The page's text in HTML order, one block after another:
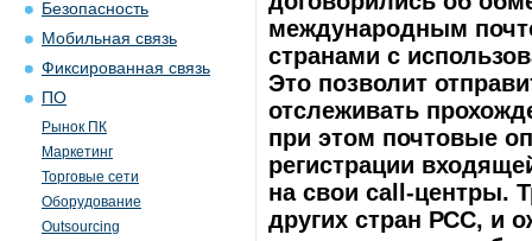
Безопасность
Мобильная связь
Фиксированная связь
ПО
Рынок ПК
Маркетинг
Торговые сети
Оборудование
Outsourcing
международным
странами с
Это позволит
отслеживать
при этом почтовые
регистрации
на свои call-центры.
других стран РСС, и